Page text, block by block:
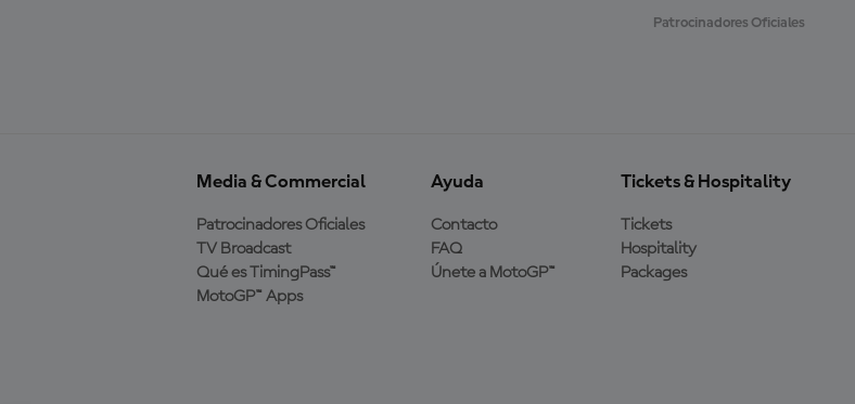
Patrocinadores Oficiales
Media & Commercial
Patrocinadores Oficiales
TV Broadcast
Qué es TimingPass™
MotoGP™ Apps
Ayuda
Contacto
FAQ
Únete a MotoGP™
Tickets & Hospitality
Tickets
Hospitality
Packages